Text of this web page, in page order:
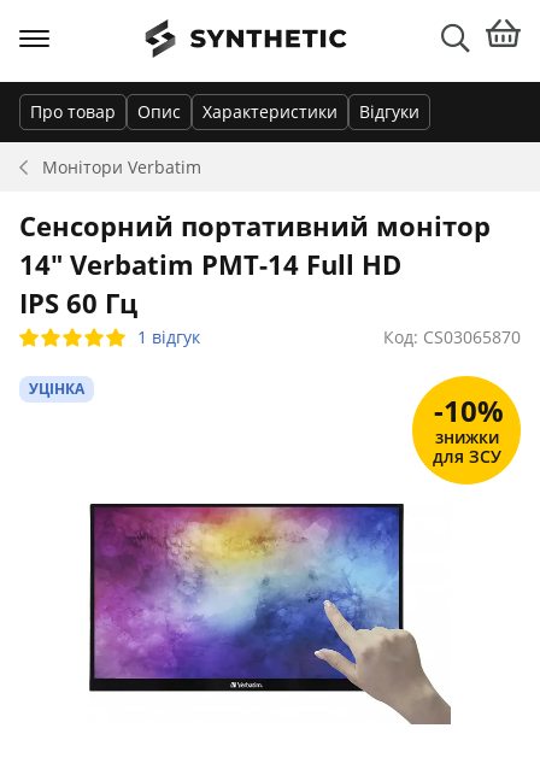
Монітори Verbatim
Про товар Опис Характеристики Відгуки
Сенсорний портативний монітор
14" Verbatim PMT-14 Full HD
IPS 60 Гц
1 відгук Код: CS03065870
УЦІНКА
-10%
знижки
для ЗСУ